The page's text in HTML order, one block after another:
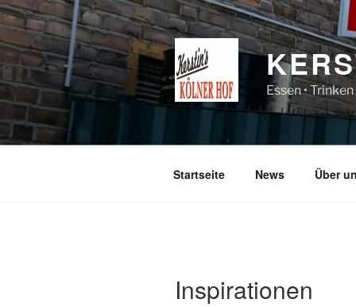
Zum
Inhalt
springen
Essen •
Startseite News Über
Inspirationen